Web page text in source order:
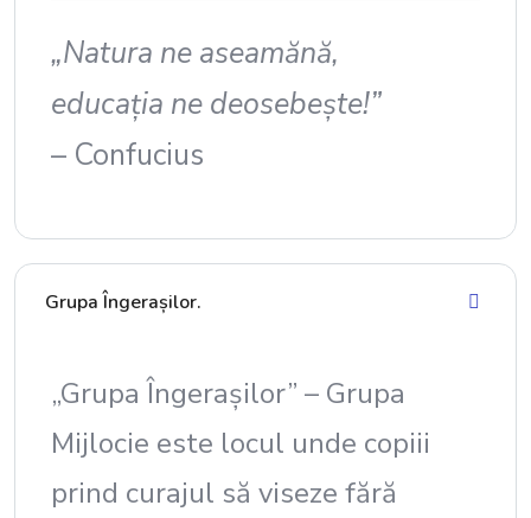
„Natura ne aseamănă,
educația ne deosebește!”
– Confucius
Grupa Îngerașilor.
„Grupa Îngerașilor” – Grupa
Mijlocie este locul unde copiii
prind curajul să viseze fără